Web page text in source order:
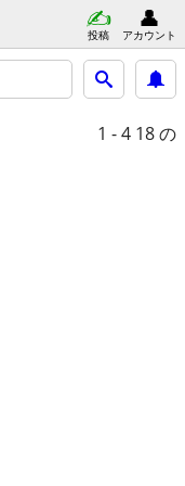
投稿 アカウント
1 - 4 18 の